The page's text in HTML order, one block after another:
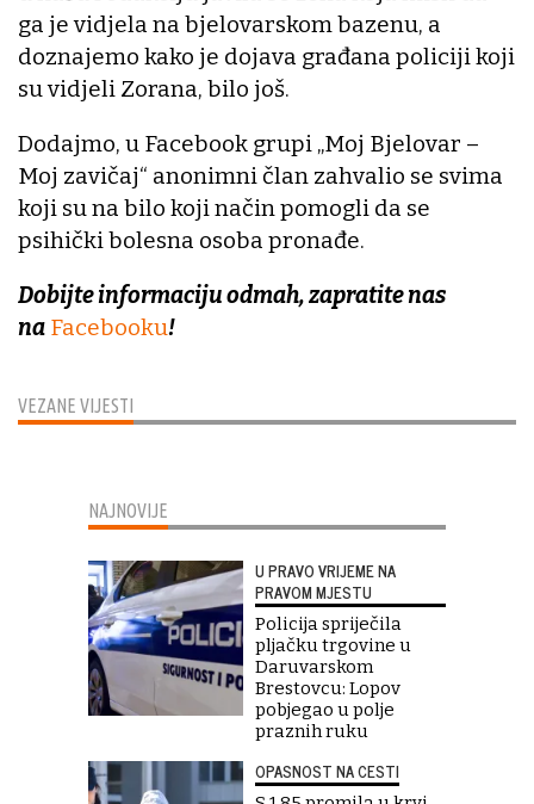
VEZANE VIJESTI
ga je vidjela na bjelovarskom bazenu, a
doznajemo kako je dojava građana policiji koji
su vidjeli Zorana, bilo još.
Dodajmo, u Facebook grupi „Moj Bjelovar –
Moj zavičaj“ anonimni član zahvalio se svima
koji su na bilo koji način pomogli da se
psihički bolesna osoba pronađe.
Dobijte informaciju odmah, zapratite nas
na Facebooku!
NAJNOVIJE
U PRAVO VRIJEME NA
PRAVOM MJESTU
Policija spriječila
pljačku trgovine u
Daruvarskom
Brestovcu: Lopov
pobjegao u polje
praznih ruku
OPASNOST NA CESTI